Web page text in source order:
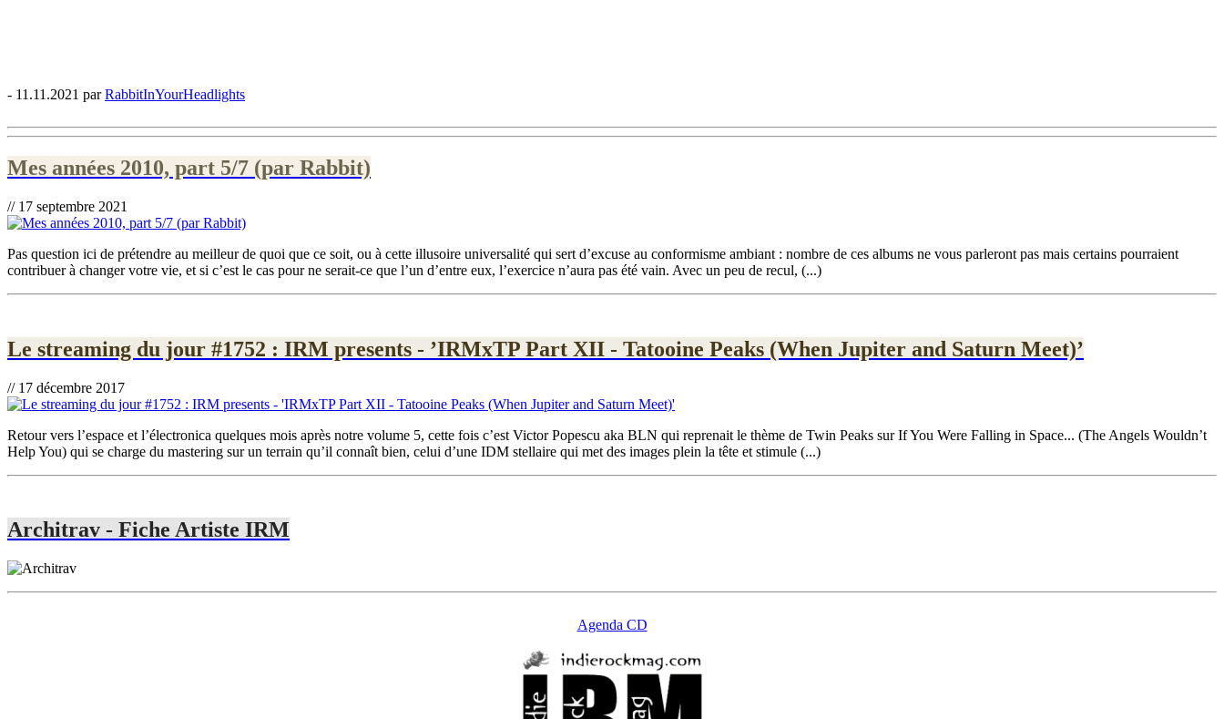
- 11.11.2021 parRabbitInYourHeadlights
Mes années 2010, part 5/7 (par Rabbit)
// 17 septembre 2021
Pas question ici de prétendre au meilleur de quoi que ce soit, ou à cette illusoire universalité qui sert d’excuse au conformisme ambiant : nombre de ces albums ne vous parleront pas mais certains pourraient
contribuer à changer votre vie, et si c’est le cas pour ne serait-ce que l’un d’entre eux, l’exercice n’aura pas été vain. Avec un peu de recul, (...)
Le streaming du jour #1752 : IRM presents - ’IRMxTP Part XII - Tatooine Peaks (When Jupiter and Saturn Meet)’
// 17 décembre 2017
Retour vers l’espace et l’électronica quelques mois après notre volume 5, cette fois c’est Victor Popescu aka BLN qui reprenait le thème de Twin Peaks sur If You Were Falling in Space... (The Angels Wouldn’t
Help You) qui se charge du mastering sur un terrain qu’il connaît bien, celui d’une IDM stellaire qui met des images plein la tête et stimule (...)
Architrav - Fiche Artiste IRM
Agenda CD